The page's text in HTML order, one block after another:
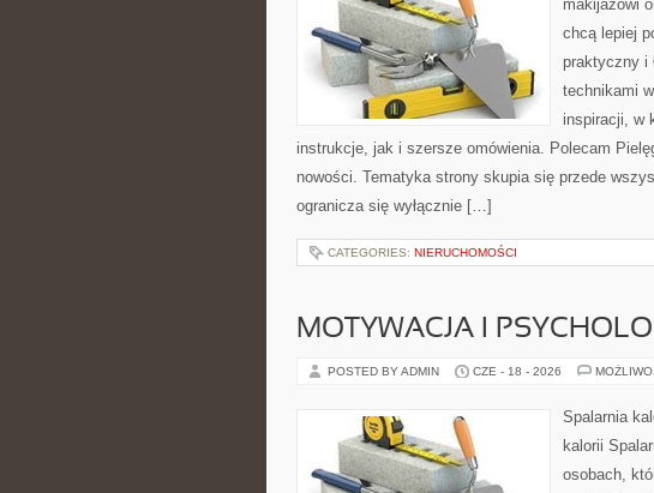
makijażowi
chcą lepiej
praktyczny i
technikami
inspiracji, w
instrukcje, jak i szersze omówienia. Polecam
nowości. Tematyka strony skupia się przede
ogranicza się wyłącznie […]
CATEGORIES: NIERUCHOMOŚCI
MOTYWACJA I
POSTED BY ADMIN CZE - 18 - 2026
Spalarnia
kalorii
osobach,